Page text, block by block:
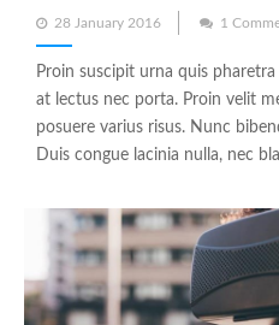
Posted
on
28 January 2016 1
Proin suscipit urna quis
at lectus nec porta. Proin velit
posuere varius risus. Nunc
Duis congue lacinia nulla, nec